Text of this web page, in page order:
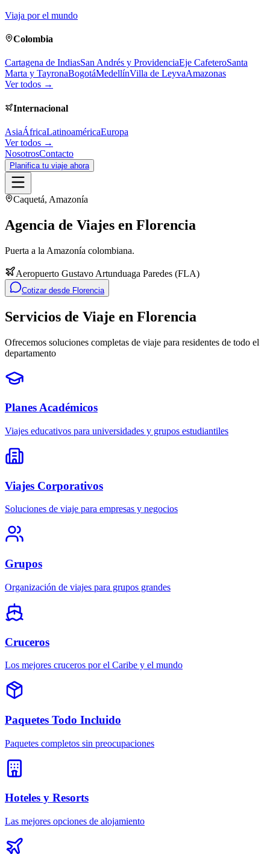
Viaja por el mundo
Colombia
Cartagena de IndiasSan Andrés y ProvidenciaEje CafeteroSanta
Marta y TayronaBogotáMedellínVilla de LeyvaAmazonas
Ver todos →
Internacional
AsiaÁfricaLatinoaméricaEuropa
Ver todos →
NosotrosContacto
Planifica tu viaje ahora
Caquetá, Amazonía
Agencia de Viajes en Florencia
Puerta a la Amazonía colombiana.
Aeropuerto Gustavo Artunduaga Paredes (FLA)
Cotizar desde Florencia
Servicios de Viaje en Florencia
Ofrecemos soluciones completas de viaje para residentes de todo el
departamento
Planes Académicos
Viajes educativos para universidades y grupos estudiantiles
Viajes Corporativos
Soluciones de viaje para empresas y negocios
Grupos
Organización de viajes para grupos grandes
Cruceros
Los mejores cruceros por el Caribe y el mundo
Paquetes Todo Incluido
Paquetes completos sin preocupaciones
Hoteles y Resorts
Las mejores opciones de alojamiento